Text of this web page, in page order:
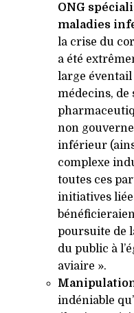
ONG
maladies
la crise du
a été
large
médecins, de
non
inférieur
complexe
toutes ces
initiatives
poursuite de
du public à
aviaire ».
indéniable